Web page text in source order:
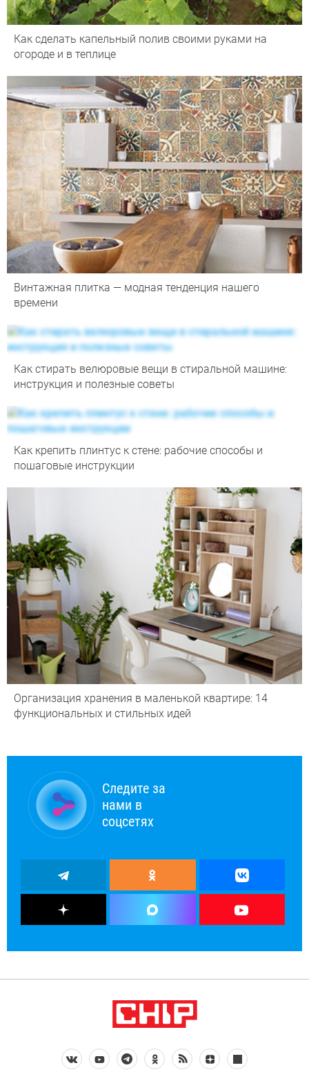
Как сделать капельный полив своими руками на
огороде и в теплице
Винтажная плитка — модная тенденция нашего
времени
Как стирать велюровые вещи в стиральной машине:
инструкция и полезные советы
Как крепить плинтус к стене: рабочие способы и
пошаговые инструкции
Организация хранения в маленькой квартире: 14
функциональных и стильных идей
Следите за
нами в
соцсетях